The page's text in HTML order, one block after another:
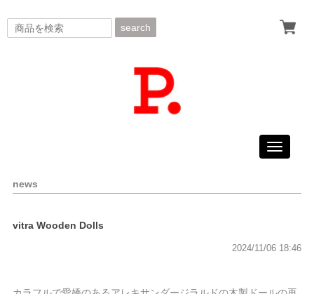
search
Toggle
news
vitra Wooden Dolls
2024/11/06 18:46